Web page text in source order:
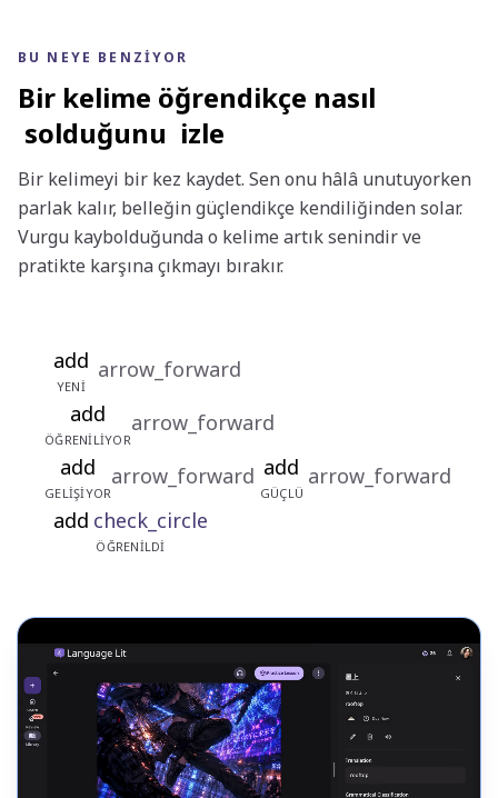
BU NEYE BENZIYOR
Bir kelime öğrendikçe nasıl
solduğunu izle
Bir kelimeyi bir kez kaydet. Sen onu hâlâ unutuyorken
parlak kalır, belleğin güçlendikçe kendiliğinden solar.
Vurgu kaybolduğunda o kelime artık senindir ve
pratikte karşına çıkmayı bırakır.
add
YENI
arrow_forward
add
ÖĞRENILIYOR
arrow_forward
add
GELIŞIYOR
arrow_forward add
GÜÇLÜ
arrow_forward
add check_circle
ÖĞRENILDI